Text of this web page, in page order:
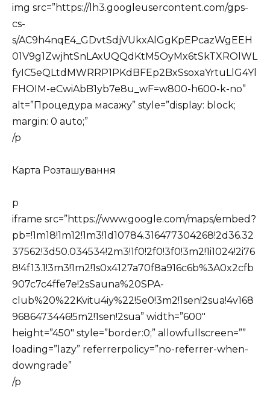
img src=”https://lh3.googleusercontent.com/gps-
cs-
s/AC9h4nqE4_GDvtSdjVUkxAlGgKpEPcazWgEEH
01V9g1ZwjhtSnLAxUQQdKtM5OyMx6tSkTXROlWL
fyIC5eQLtdMWRRP1PKdBFEp2BxSsoxaYrtuLlG4Yl
FHOIM-eCwiAbB1yb7e8u_wF=w800-h600-k-no”
alt=”Процедура масажу” style=”display: block;
margin: 0 auto;”
/p
Карта Розташування
p
iframe src=”https://www.google.com/maps/embed?
pb=!1m18!1m12!1m3!1d10784.316477304268!2d36.32
37562!3d50.034534!2m3!1f0!2f0!3f0!3m2!1i1024!2i76
8!4f13.1!3m3!1m2!1s0x4127a70f8a916c6b%3A0x2cfb
907c7c4ffe7e!2sSauna%20SPA-
club%20%22Kvitu4iy%22!5e0!3m2!1sen!2sua!4v168
9686473446!5m2!1sen!2sua” width=”600″
height=”450″ style=”border:0;” allowfullscreen=””
loading=”lazy” referrerpolicy=”no-referrer-when-
downgrade”
/p